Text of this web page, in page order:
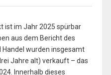
ist im Jahr 2025 spürbar
aus dem Bericht des
wurden insgesamt
Jahre alt) verkauft – das
Innerhalb dieses